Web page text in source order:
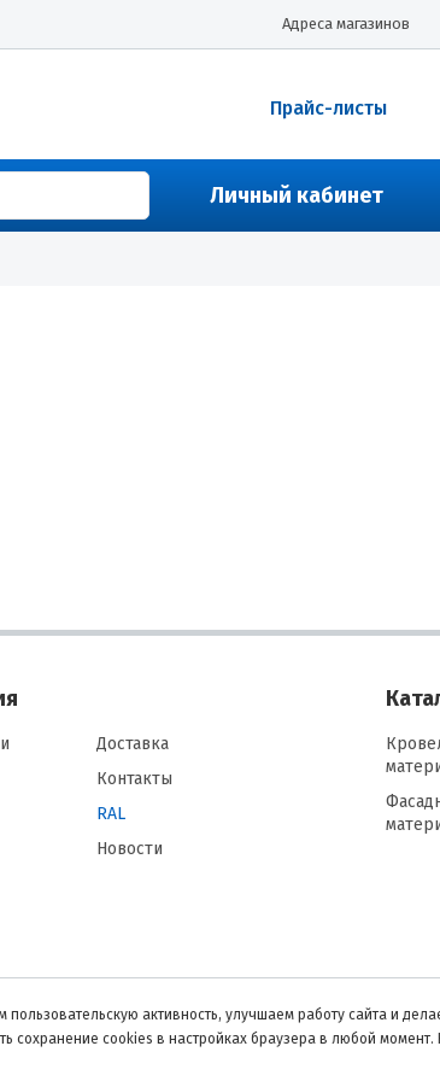
Адреса магазинов
Прайс-листы
Личный кабинет
Доставка
Контакты
RAL
Новости
активность, улучшаем работу сайта и
сохранение cookies в настройках браузера в любой